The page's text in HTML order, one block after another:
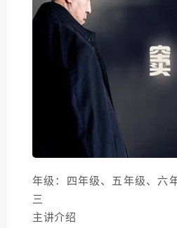
年级：四年级、五年级、六
三
主讲介绍